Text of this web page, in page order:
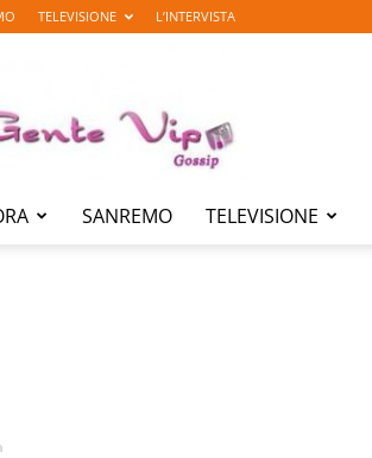
TELEVISIONE L’INTERVISTA
SANREMO TELEVISIONE